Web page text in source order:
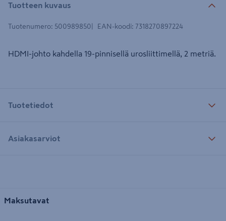
Tuotteen kuvaus
Tuotenumero: 500989850 EAN-koodi: 7318270897224
HDMI-johto kahdella 19-pinnisellä urosliittimellä, 2 metriä.
Tuotetiedot
Asiakasarviot
Maksutavat